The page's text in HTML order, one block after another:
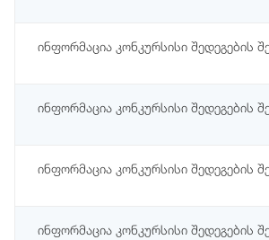
ინფორმაცია კონკურსისი შედეგების
ინფორმაცია კონკურსისი შედეგების
ინფორმაცია კონკურსისი შედეგების
ინფორმაცია კონკურსისი შედეგების